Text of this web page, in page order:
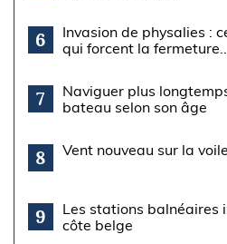
6
Invasion de physalies :
qui forcent la
7
Naviguer plus
bateau selon son âge
8 Vent nouveau sur la
9
Les stations balnéaires
côte belge